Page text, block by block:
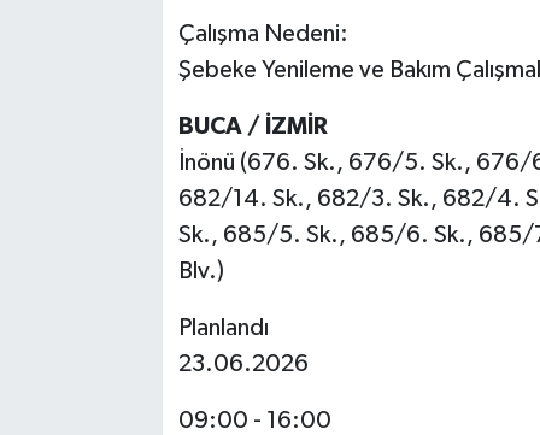
Çalışma Nedeni:
Şebeke Yenileme ve Bakım
BUCA / İZMİR
İnönü (676. Sk., 676/5. Sk.,
682/14. Sk., 682/3. Sk., 682/4.
Sk., 685/5. Sk., 685/6. Sk., 685/
Blv.)
Planlandı
23.06.2026
09:00 - 16:00